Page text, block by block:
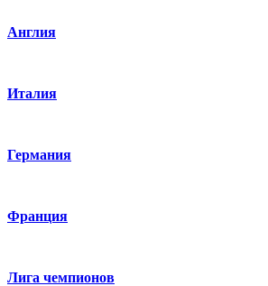
Англия
Италия
Германия
Франция
Лига чемпионов